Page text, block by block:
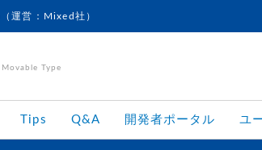
運営：Mixed社）
Movable Type
Tips Q&A 開発者ポータル ユ